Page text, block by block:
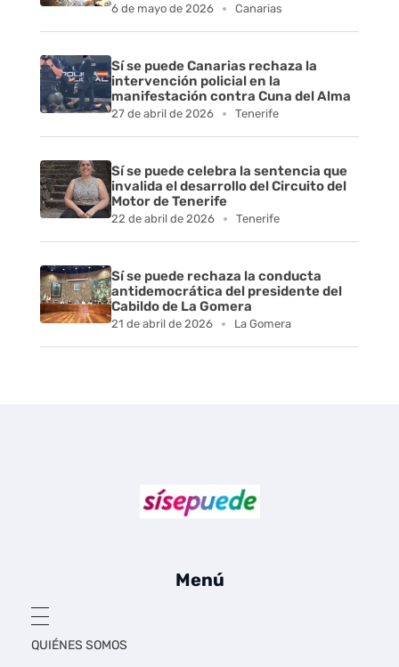
6 de mayo de 2026 Canarias
Sí se puede Canarias rechaza la
intervención policial en la
manifestación contra Cuna del Alma
27 de abril de 2026 Tenerife
Sí se puede celebra la sentencia que
invalida el desarrollo del Circuito del
Motor de Tenerife
22 de abril de 2026 Tenerife
Sí se puede rechaza la conducta
antidemocrática del presidente del
Cabildo de La Gomera
21 de abril de 2026 La Gomera
Menú
QUIÉNES SOMOS